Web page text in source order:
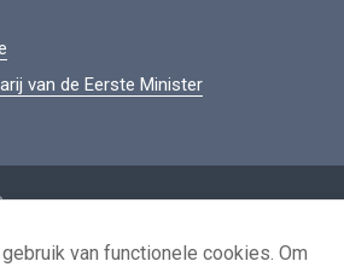
van de Eerste Minister
voor het hergebruik
van functionele cookies. Om